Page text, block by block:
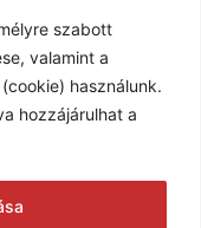
szabott
valamint a
használunk.
hozzájárulhat a